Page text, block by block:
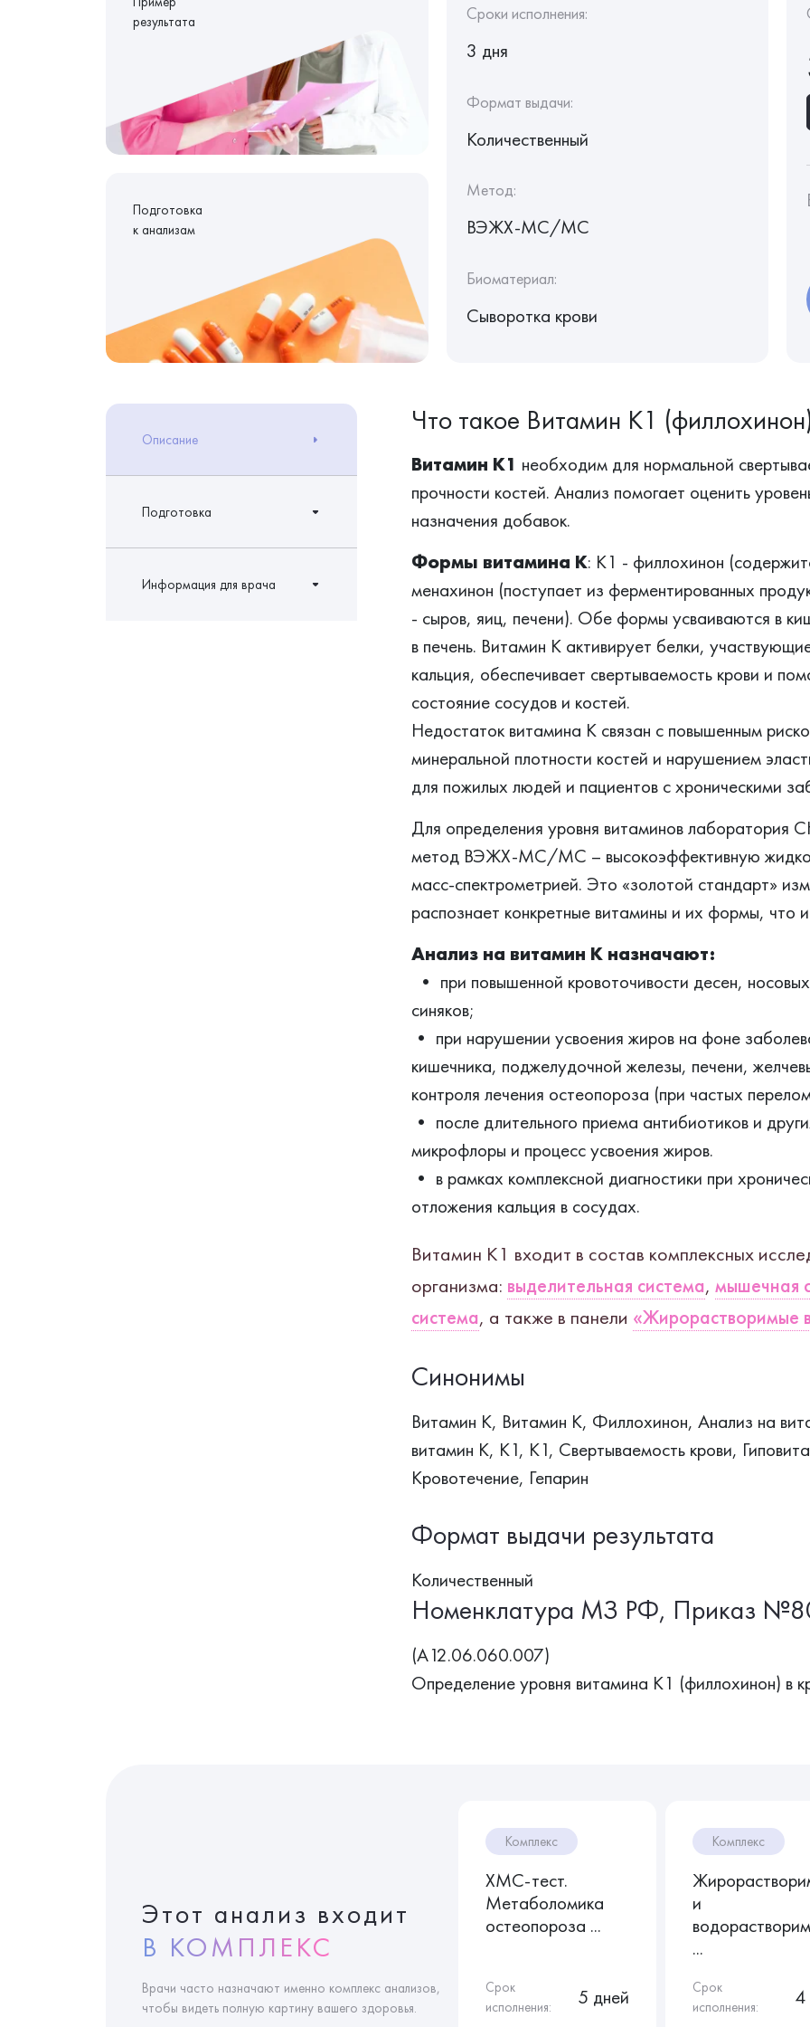
результата
Подготовка
к анализам
Сроки исполнения:
3 дня
Формат выдачи:
Количественный
Метод:
ВЭЖХ-МС/МС
Биоматериал:
Сыворотка крови
Описание
Подготовка
Информация для врача
Что такое Витамин K1
Витамин K1 необходим для нормальной
прочности костей. Анализ помогает оценить
назначения добавок.
Формы витамина К: K1 - филлохинон
менахинон (поступает из ферментированных
- сыров, яиц, печени). Обе формы усваиваются в
в печень. Витамин K активирует белки,
кальция, обеспечивает свертываемость крови и
состояние сосудов и костей.
Недостаток витамина K связан с повышенным
минеральной плотности костей и нарушением
для пожилых людей и пациентов с хроническими
Для определения уровня витаминов лаборатория
метод ВЭЖХ-МС/МС – высокоэффективную
масс-спектрометрией. Это «золотой стандарт»
распознает конкретные витамины и их формы, что
Анализ на витамин К назначают:
• при повышенной кровоточивости десен,
синяков;
• при нарушении усвоения жиров на фоне
кишечника, поджелудочной железы, печени,
контроля лечения остеопороза (при частых
• после длительного приема антибиотиков и
микрофлоры и процесс усвоения жиров.
• в рамках комплексной диагностики при
отложения кальция в сосудах.
Витамин K1 входит в состав комплексных
организма: выделительная система, мышечная
система, а также в панели «Жирорастворимые
Синонимы
Витамин К, Витамин K, Филлохинон, Анализ на
витамин К, К1, K1, Свертываемость крови,
Кровотечение, Гепарин
Формат выдачи результата
Количественный
Номенклатура МЗ РФ, Приказ
(A12.06.060.007)
Определение уровня витамина К1 (филлохинон) в
Этот анализ входит
В КОМПЛЕКС
Врачи часто назначают именно комплекс анализов,
чтобы видеть полную картину вашего здоровья.
Комплекс
ХМС-тест.
Метаболомика
остеопороза ...
Срок
исполнения:
5 дней
Комплекс
и
...
Срок
исполнения:
4